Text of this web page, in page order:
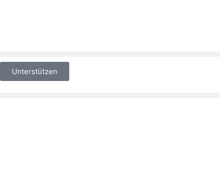
Unterstützen